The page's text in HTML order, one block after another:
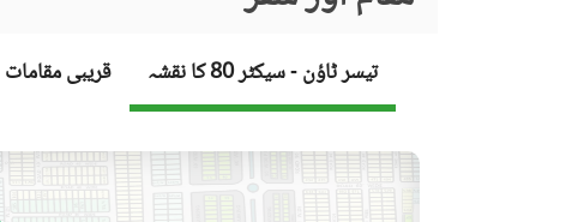
تیسر ٹاؤن - سیکٹر 80 کا نقشہ قریبی مقامات